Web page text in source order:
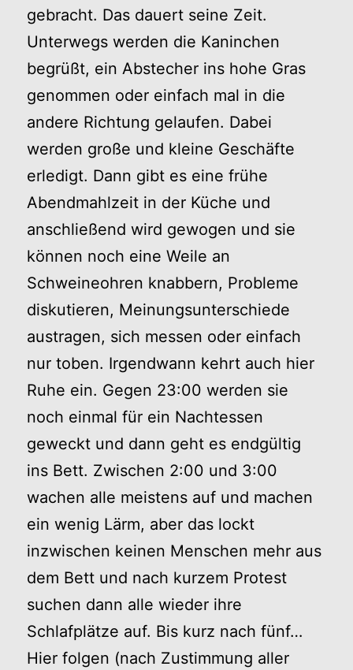
gebracht. Das dauert seine Zeit.
Unterwegs werden die Kaninchen
begrüßt, ein Abstecher ins hohe Gras
genommen oder einfach mal in die
andere Richtung gelaufen. Dabei
werden große und kleine Geschäfte
erledigt. Dann gibt es eine frühe
Abendmahlzeit in der Küche und
anschließend wird gewogen und sie
können noch eine Weile an
Schweineohren knabbern, Probleme
diskutieren, Meinungsunterschiede
austragen, sich messen oder einfach
nur toben. Irgendwann kehrt auch hier
Ruhe ein. Gegen 23:00 werden sie
noch einmal für ein Nachtessen
geweckt und dann geht es endgültig
ins Bett. Zwischen 2:00 und 3:00
wachen alle meistens auf und machen
ein wenig Lärm, aber das lockt
inzwischen keinen Menschen mehr aus
dem Bett und nach kurzem Protest
suchen dann alle wieder ihre
Schlafplätze auf. Bis kurz nach fünf…
Hier folgen (nach Zustimmung aller